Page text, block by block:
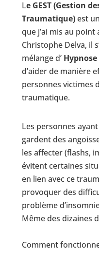
Le GEST (Gestion
Traumatique)est
que j’ai mis au point
Christophe Delva, il
mélange d’ Hypnose
d’aider de manière
personnes victimes
traumatique.
Les personnes
gardent des
les affecter (flashs,
évitent certaines
en lien avec ce
provoquer des
problème
Même des dizaines
Comment fonctionne